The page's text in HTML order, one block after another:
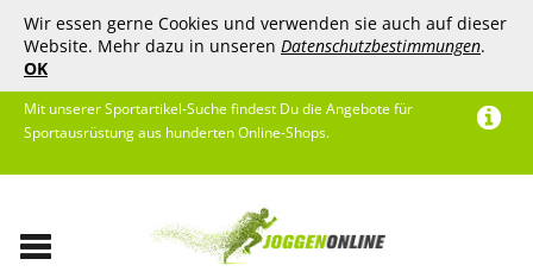
Wir essen gerne Cookies und verwenden sie auch auf dieser
Website. Mehr dazu in unseren Datenschutzbestimmungen.
OK
Mit unserer Sportartikel-Suche findest Du die Angebote für
Sportausrüstung aus hunderten Online-Shops.